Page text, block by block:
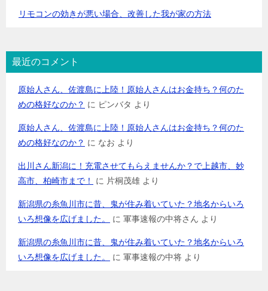
リモコンの効きが悪い場合、改善した我が家の方法
最近のコメント
原始人さん、佐渡島に上陸！原始人さんはお金持ち？何のた
めの格好なのか？ に ピンバタ より
原始人さん、佐渡島に上陸！原始人さんはお金持ち？何のた
めの格好なのか？ に なお より
出川さん新潟に！充電させてもらえませんか？で上越市、妙
高市、柏崎市まで！
に 片桐茂雄 より
新潟県の糸魚川市に昔、鬼が住み着いていた？地名からいろ
いろ想像を広げました。
に 軍事速報の中将さん より
新潟県の糸魚川市に昔、鬼が住み着いていた？地名からいろ
いろ想像を広げました。
に 軍事速報の中将 より